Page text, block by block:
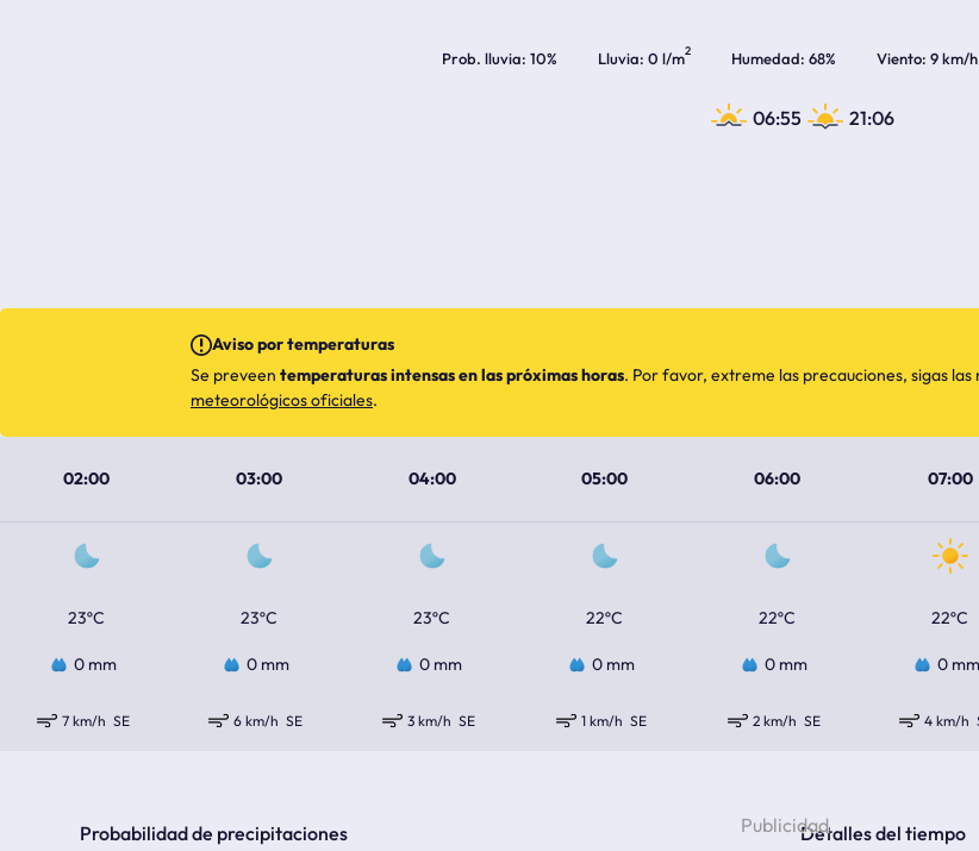
Prob. lluvia 10% Lluvia 0 l/m2 Humedad 68% Viento 9 km/h
06:55 21:06
02:00 03:00 04:00 05:00 06:00 07:00
23ºC 23ºC 23ºC 22ºC 22ºC 22ºC
0 mm 0 mm 0 mm 0 mm 0 mm 0 mm
7 km/h SE 6 km/h SE 3 km/h SE 1 km/h SE 2 km/h SE 4 km/h
Aviso por temperaturas
Se preveen temperaturas intensas en las próximas horas. Por favor, extreme las precauciones, sigas
meteorológicos oficiales.
Probabilidad de precipitaciones Detalles del tiempo